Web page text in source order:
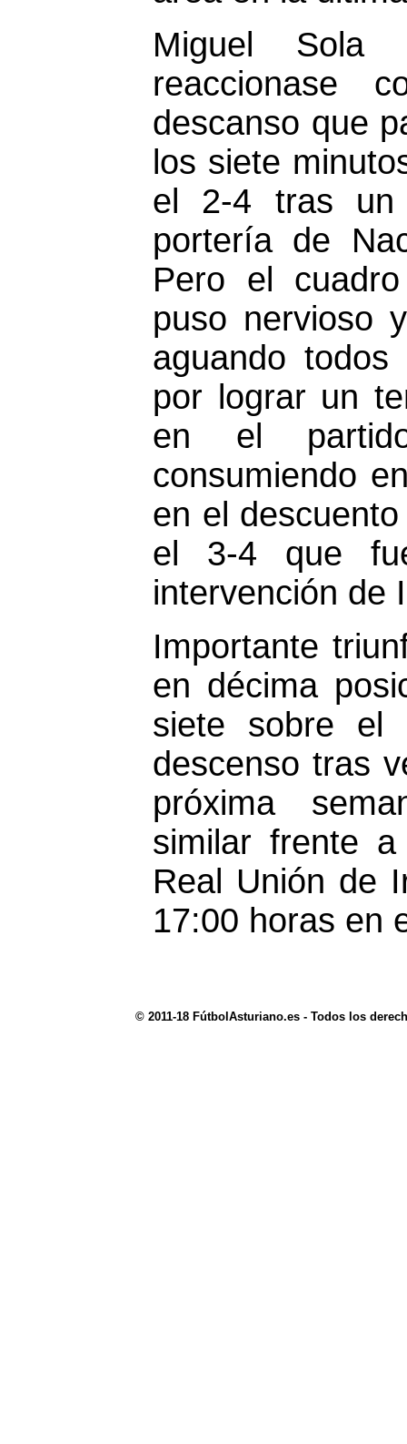
Miguel Sola
reaccionase
descanso que
los siete
el 2-4 tras un
portería de
Pero el
puso nervioso
aguando
por lograr un
en el
consumiendo
en el
el 3-4 que
intervención de
Importante
en décima
siete sobre el
descenso tras
próxima
similar frente
Real Unión de
17:00 horas en
© 2011-18 FútbolAsturiano.es - Todos los